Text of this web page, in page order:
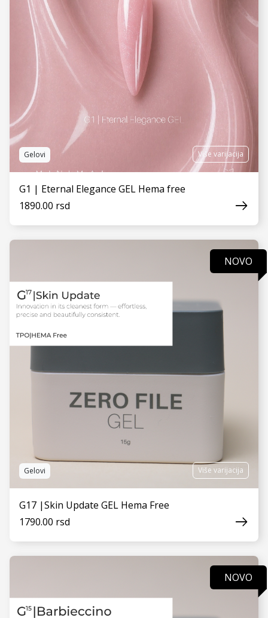
Gelovi Više varijacija
G1 | Eternal Elegance GEL Hema free
1890.00 rsd
NOVO
Gelovi Više varijacija
G17 |Skin Update GEL Hema Free
1790.00 rsd
NOVO